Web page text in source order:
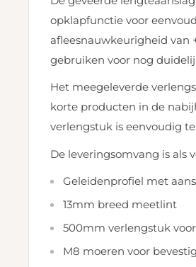
opklapfunctie voor
afleesnauwkeurigheid van
gebruiken voor nog
Het meegeleverde
korte producten in de
verlengstuk is eenvoudig
De leveringsomvang is als
Geleidenprofiel met
13mm breed meetlint
500mm verlengstuk
M8 moeren voor